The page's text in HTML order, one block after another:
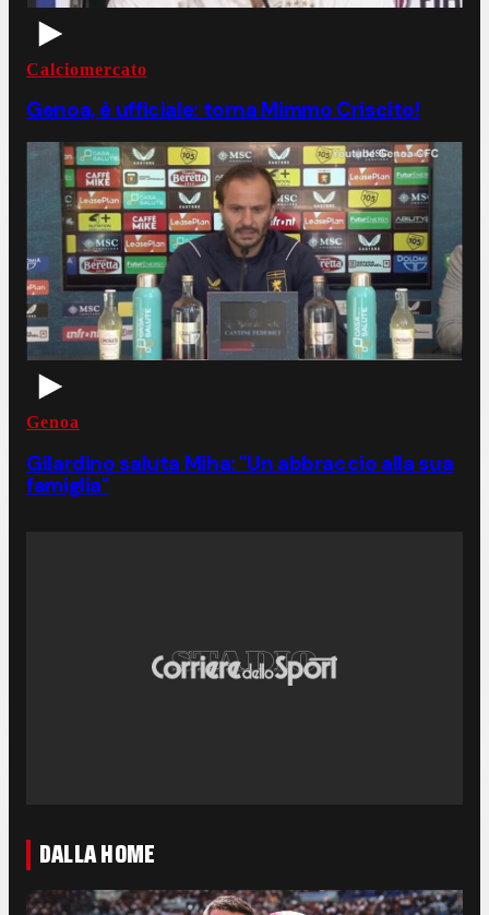
Calciomercato
Genoa, è ufficiale: torna Mimmo Criscito!
Genoa
Gilardino saluta Miha: "Un abbraccio alla sua
famiglia"
DALLA HOME